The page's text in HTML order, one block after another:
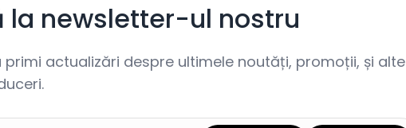
newsletter-ul nostru
actualizări despre ultimele noutăți, promoții, și alte